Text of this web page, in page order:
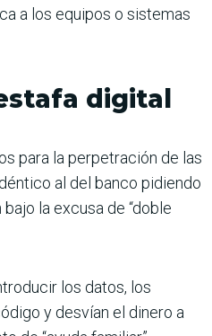
a los equipos o sistemas
digital
para la perpetración de las
al del banco pidiendo
la excusa de “doble
los datos, los
y desvían el dinero a